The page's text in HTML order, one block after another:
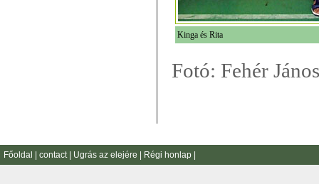
Kinga és Rita
Fotó: Fehér János
Főoldal | contact | Ugrás az elejére | Régi honlap |